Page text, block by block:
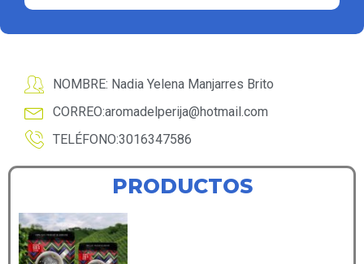
NOMBRE: Nadia Yelena Manjarres Brito
CORREO:aromadelperija@hotmail.com
TELÉFONO:3016347586
PRODUCTOS